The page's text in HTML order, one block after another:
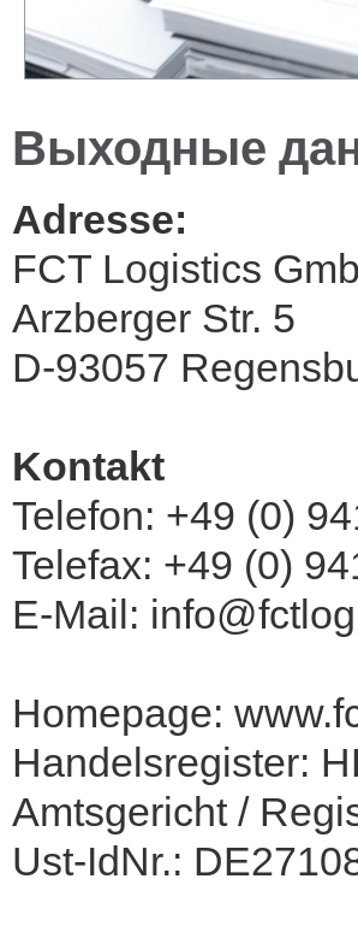
Выходные
Adresse:
FCT Logistics
Arzberger Str. 5
D-93057
Kontakt
Telefon: +49 (0)
Telefax: +49 (0)
E-Mail:
Homepage:
Handelsregister:
Amtsgericht /
Ust-IdNr.: